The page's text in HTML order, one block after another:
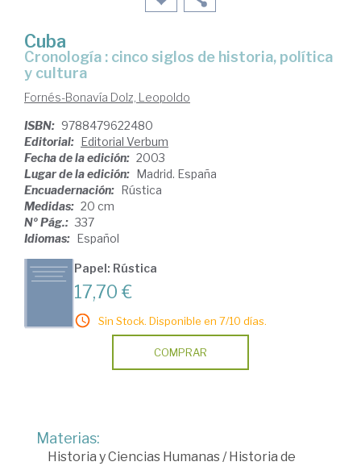
Cuba
cronología : cinco siglos de historia, política
y cultura
Fornés-Bonavía Dolz, Leopoldo
ISBN: 9788479622480
Editorial: Editorial Verbum
Fecha de la edición: 2003
Lugar de la edición: Madrid. España
Encuadernación: Rústica
Medidas: 20 cm
Nº Pág.: 337
Idiomas: Español
Papel: Rústica
17,70 €
Sin Stock. Disponible en 7/10 días.
COMPRAR
Materias:
Historia y Ciencias Humanas/Historia de